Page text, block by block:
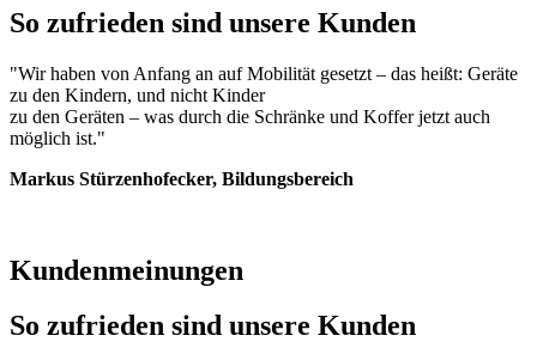
So zufrieden sind unsere Kunden
"Wir haben von Anfang an auf Mobilität gesetzt – das heißt: Geräte
zu den Kindern, und nicht Kinder
zu den Geräten – was durch die Schränke und Koffer jetzt auch
möglich ist."
Markus Stürzenhofecker, Bildungsbereich
Kundenmeinungen
So zufrieden sind unsere Kunden